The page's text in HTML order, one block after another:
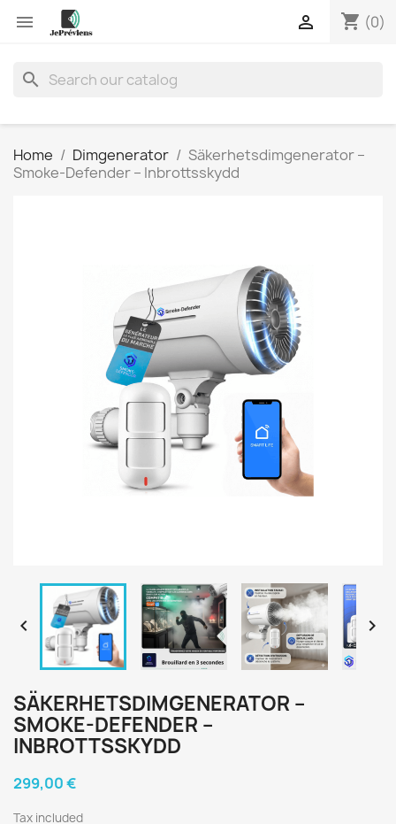
 shopping_cart (0)

search
Home Dimgenerator
Säkerhetsdimgenerator –
Smoke-Defender – Inbrottsskydd
 
SÄKERHETSDIMGENERATOR –
SMOKE-DEFENDER –
INBROTTSSKYDD
299,00 €
Tax included